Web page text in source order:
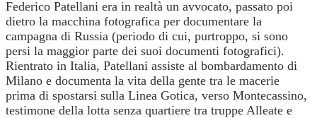
Federico Patellani era in realtà un avvocato, passato poi
dietro la macchina fotografica per documentare la
campagna di Russia (periodo di cui, purtroppo, si sono
persi la maggior parte dei suoi documenti fotografici).
Rientrato in Italia, Patellani assiste al bombardamento di
Milano e documenta la vita della gente tra le macerie
prima di spostarsi sulla Linea Gotica, verso Montecassino,
testimone della lotta senza quartiere tra truppe Alleate e